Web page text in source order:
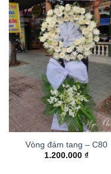
Vòng đám tang – C80
1.200.000 ₫